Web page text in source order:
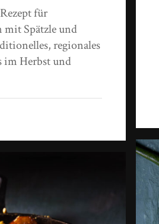
für
mit Spätzle und
regionales
im Herbst und